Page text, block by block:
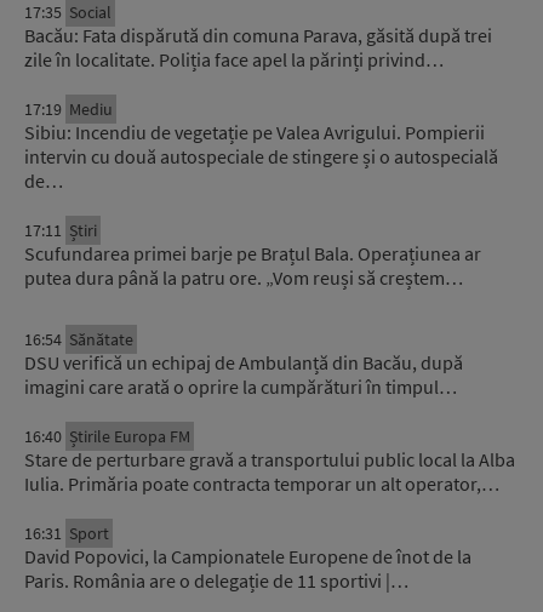
17:35 Social
Bacău: Fata dispărută din comuna Parava, găsită după trei
zile în localitate. Poliția face apel la părinți privind…
17:19 Mediu
Sibiu: Incendiu de vegetație pe Valea Avrigului. Pompierii
intervin cu două autospeciale de stingere și o autospecială
de…
17:11 Știri
Scufundarea primei barje pe Brațul Bala. Operațiunea ar
putea dura până la patru ore. „Vom reuși să creștem…
16:54 Sănătate
DSU verifică un echipaj de Ambulanță din Bacău, după
imagini care arată o oprire la cumpărături în timpul…
16:40 Știrile Europa FM
Stare de perturbare gravă a transportului public local la Alba
Iulia. Primăria poate contracta temporar un alt operator,…
16:31 Sport
David Popovici, la Campionatele Europene de înot de la
Paris. România are o delegație de 11 sportivi |…